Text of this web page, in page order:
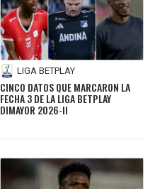
LIGA BETPLAY
CINCO DATOS QUE MARCARON LA
FECHA 3 DE LA LIGA BETPLAY
DIMAYOR 2026-II